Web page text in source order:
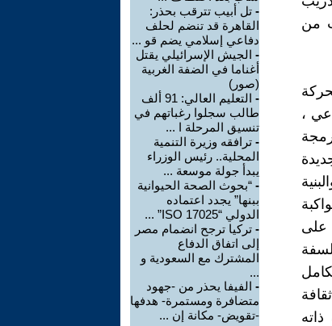
من
،
على
- تل أبيب تترقب بحذر:
القاهرة قد تنضم لحلف
دفاعي إسلامي يضم قو ...
- الجيش الإسرائيلي يقتل
أغناما في الضفة الغربية
(صور)
-
التعليم العالي: 91 ألف
طالب سجلوا رغباتهم في
تنسيق المرحلة ا ...
- ترافقه وزيرة التنمية
المحلية.. رئيس الوزراء
يبدأ جولة موسعة ...
- “بحوث الصحة الحيوانية
ببنها” يجدد اعتماده
الدولي “ISO 17025” ...
- تركيا ترجح انضمام مصر
إلى اتفاق الدفاع
المشترك مع السعودية و
...
- الفيفا يحذر من -جهود
متضافرة ومستمرة- هدفها
-تقويض- مكانة إن ...